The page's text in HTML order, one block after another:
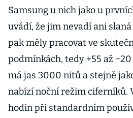
Samsung u nich jako u
uvádí, že jim nevadí ani
pak měly pracovat ve
podmínkách, tedy +55 až −20
má jas 3000 nitů a stejně
nabízí noční režim ciferníků.
hodin při standardním